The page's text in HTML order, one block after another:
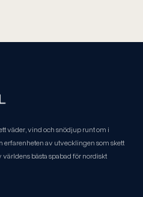
väder, vind och snödjup runt om i
erfarenheten av utvecklingen som skett
bästa spabad för nordiskt